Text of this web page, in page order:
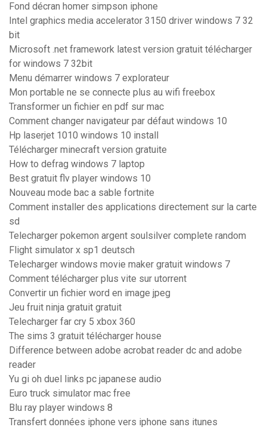
Fond décran homer simpson iphone
Intel graphics media accelerator 3150 driver windows 7 32
bit
Microsoft .net framework latest version gratuit télécharger
for windows 7 32bit
Menu démarrer windows 7 explorateur
Mon portable ne se connecte plus au wifi freebox
Transformer un fichier en pdf sur mac
Comment changer navigateur par défaut windows 10
Hp laserjet 1010 windows 10 install
Télécharger minecraft version gratuite
How to defrag windows 7 laptop
Best gratuit flv player windows 10
Nouveau mode bac a sable fortnite
Comment installer des applications directement sur la carte
sd
Telecharger pokemon argent soulsilver complete random
Flight simulator x sp1 deutsch
Telecharger windows movie maker gratuit windows 7
Comment télécharger plus vite sur utorrent
Convertir un fichier word en image jpeg
Jeu fruit ninja gratuit gratuit
Telecharger far cry 5 xbox 360
The sims 3 gratuit télécharger house
Difference between adobe acrobat reader dc and adobe
reader
Yu gi oh duel links pc japanese audio
Euro truck simulator mac free
Blu ray player windows 8
Transfert données iphone vers iphone sans itunes